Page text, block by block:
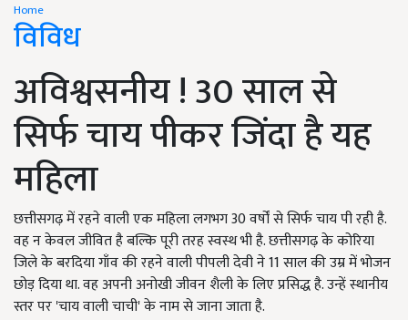
Home
विविध
अविश्वसनीय ! 30 साल से
सिर्फ चाय पीकर जिंदा है यह
महिला
छत्तीसगढ़ में रहने वाली एक महिला लगभग 30 वर्षों से सिर्फ चाय पी रही है.
वह न केवल जीवित है बल्कि पूरी तरह स्वस्थ भी है. छत्तीसगढ़ के कोरिया
जिले के बरदिया गाँव की रहने वाली पीपली देवी ने 11 साल की उम्र में भोजन
छोड़ दिया था. वह अपनी अनोखी जीवन शैली के लिए प्रसिद्ध है. उन्हें स्थानीय
स्तर पर 'चाय वाली चाची' के नाम से जाना जाता है.